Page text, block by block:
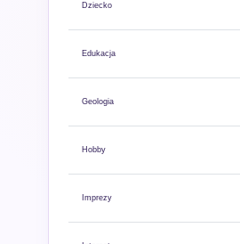
Dziecko
Edukacja
Geologia
Hobby
Imprezy